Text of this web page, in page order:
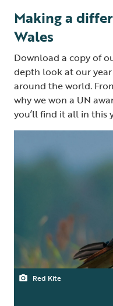
Making a
Wales
Download a copy of
depth look at our
around the world.
why we won a UN
you’ll find it all in this
Red Kite